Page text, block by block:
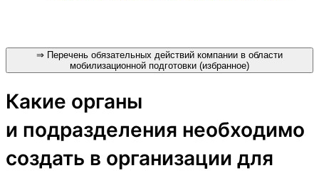
⇒ Перечень обязательных действий компании в области
мобилизационной подготовки (избранное)
Какие органы
и подразделения необходимо
создать в организации для